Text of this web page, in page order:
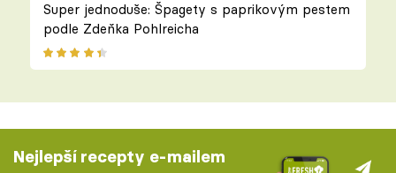
Super jednoduše: Špagety s paprikovým pestem
podle Zdeňka Pohlreicha
Nejlepší recepty e-mailem